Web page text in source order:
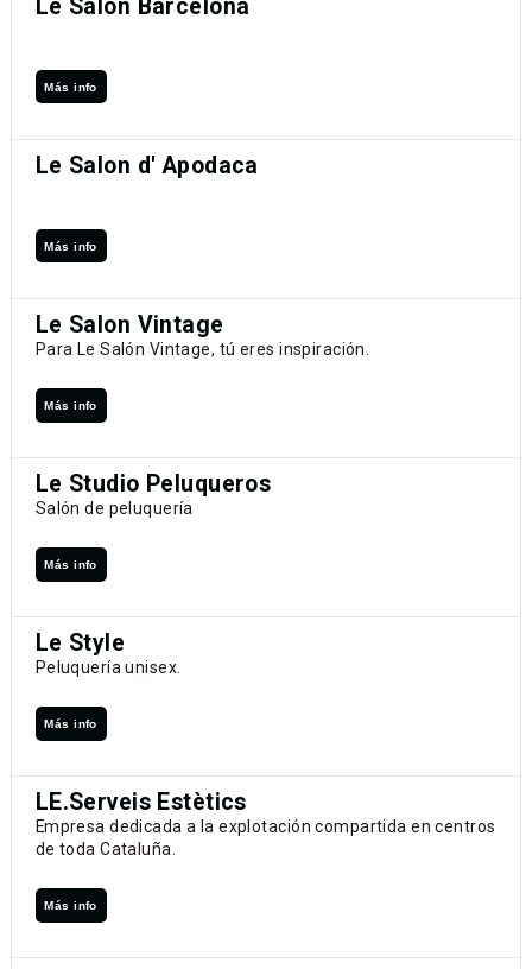
Le Salon Barcelona
Más info
Le Salon d' Apodaca
Más info
Le Salon Vintage
Para Le Salón Vintage, tú eres inspiración.
Más info
Le Studio Peluqueros
Salón de peluquería
Más info
Le Style
Peluquería unisex.
Más info
LE.Serveis Estètics
Empresa dedicada a la explotación compartida en centros
de toda Cataluña.
Más info